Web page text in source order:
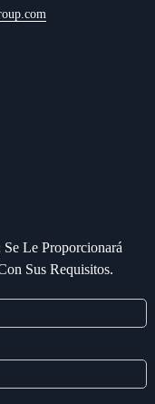
Le Proporcionará
Sus Requisitos.